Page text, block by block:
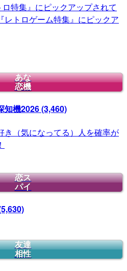
特集』にピックアップされて
レトロゲーム特集』にピックア
あな
恋機
知機2026(3,460)
き（気になってる）人を確率が
恋ス
パイ
友達
相性